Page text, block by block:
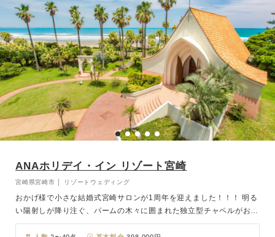
ANAホリデイ・イン リゾート宮崎
宮崎県宮崎市 │ リゾートウェディング
おかげ様で小さな結婚式宮崎サロンが1周年を迎えました！！！ 明る
い陽射しが降り注ぐ、パームの木々に囲まれた独立型チャペルがおふ
たりの晴れ舞台。扉を開くとバージンロードの先には、青島の海と空